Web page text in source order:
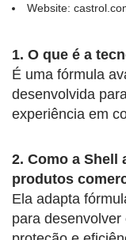
Website:
1. O que é a
É uma fórmula
desenvolvida
experiência em
2. Como a Shell
produtos
Ela adapta
para